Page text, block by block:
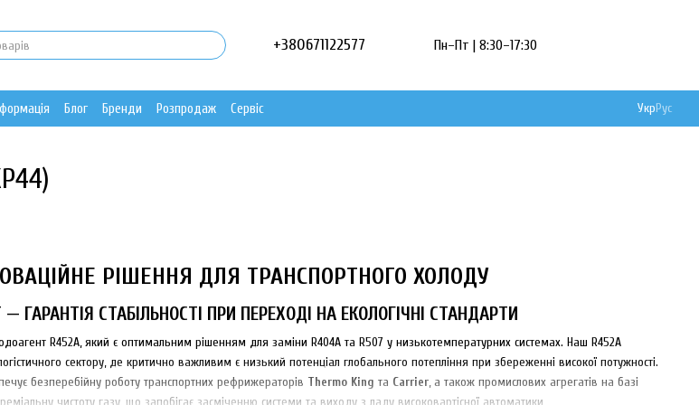
+380671122577 Пн–Пт | 8:30–17:30
Блог Бренди Розпродаж Сервіс УкрРус
РІШЕННЯ ДЛЯ ТРАНСПОРТНОГО ХОЛОДУ
ГАРАНТІЯ СТАБІЛЬНОСТІ ПРИ ПЕРЕХОДІ НА ЕКОЛОГІЧНІ СТАНДАРТИ
R452A, який є оптимальним рішенням для заміни R404A та R507 у низькотемпературних системах. Наш R452A
сектору, де критично важливим є низький потенціал глобального потепління при збереженні високої потужності.
безперебійну роботу транспортних рефрижераторів Thermo King та Carrier, а також промислових агрегатів на базі
чистоту газу, що запобігає засміченню системи та виходу з ладу високовартісної автоматики